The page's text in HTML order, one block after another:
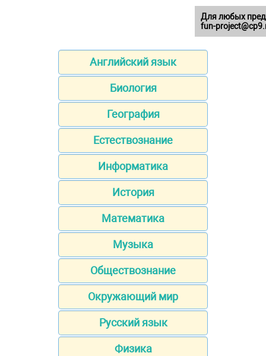
Английский язык
Биология
География
Естествознание
Информатика
История
Математика
Музыка
Обществознание
Окружающий мир
Русский язык
Физика
Для любых
fun-